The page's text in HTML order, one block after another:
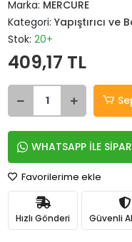
Marka: MERCURE
Kategori: Yapıştırıcı ve
Stok: 20+
409,17 TL
WHATSAPP İLE
Favorilerime ekle
Hızlı Gönderi Güvenli